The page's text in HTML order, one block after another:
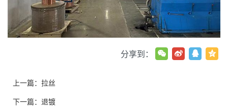
分享到：
上一篇： 拉丝
下一篇： 退镀